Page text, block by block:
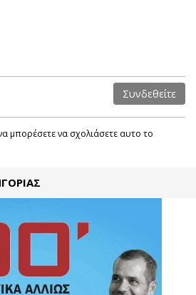
Συνδεθείτε
μπορέσετε να σχολιάσετε αυτο το